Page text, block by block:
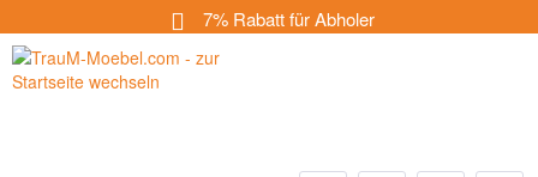
7% Rabatt für Abholer